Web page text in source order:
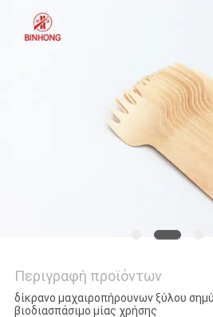
Περιγραφή προϊόντων
δίκρανο μαχαιροπήρουνων ξύλου
βιοδιασπάσιμο μίας χρήσης